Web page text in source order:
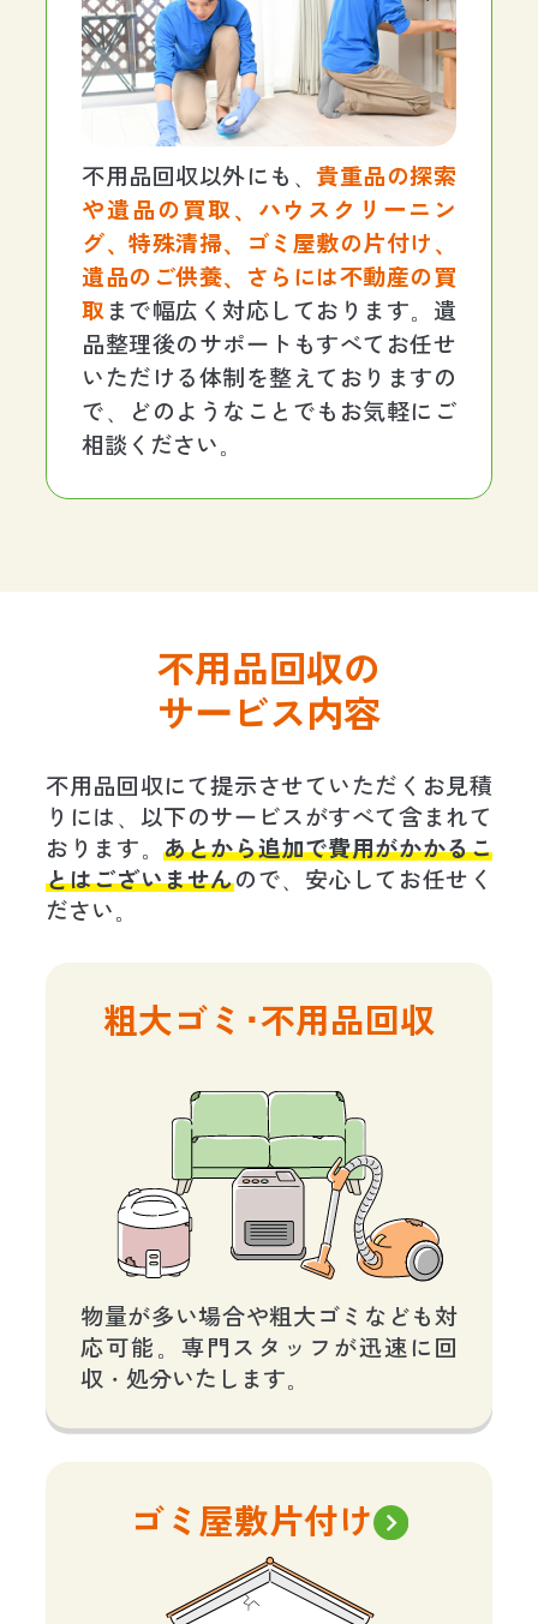
不用品回収以外にも、貴重品の探索
や遺品の買取、ハウスクリーニン
グ、特殊清掃、ゴミ屋敷の片付け、
遺品のご供養、さらには不動産の買
取 まで幅広く対応しております。遺
品整理後のサポートもすべてお任せ
いただける体制を整えておりますの
で、どのようなことでもお気軽にご
相談ください。
不用品回収の
サービス内容
不用品回収にて提示させていただくお見積
りには、以下のサービスがすべて含まれて
おります。あとから追加で費用がかかるこ
とはございませんので、安心してお任せく
ださい。
粗大ゴミ･不用品回収
物量が多い場合や粗大ゴミなども対
応可能。専門スタッフが迅速に回
収・処分いたします。
ゴミ屋敷片付け